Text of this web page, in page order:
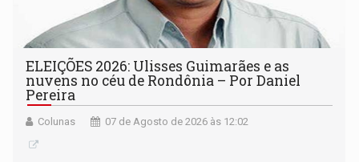
ELEIÇÕES 2026: Ulisses Guimarães e as
nuvens no céu de Rondônia – Por Daniel
Pereira
Colunas 07 de Agosto de 2026 às 12:02